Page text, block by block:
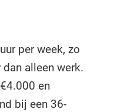
per week, zo
alleen werk.
en
bij een 36-